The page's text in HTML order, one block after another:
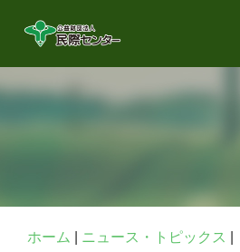
お問い合わせ
ホーム ニュース・トピックス